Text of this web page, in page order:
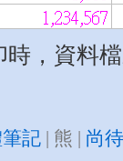
時，資料
記| 熊 | 尚